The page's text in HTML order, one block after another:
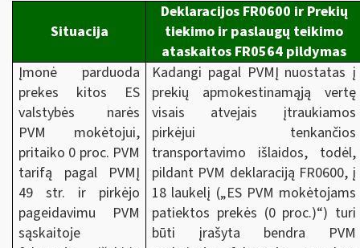
Situacija
Deklaracijos FR0600 ir Prekių
tiekimo ir paslaugų teikimo
ataskaitos FR0564 pildymas
Įmonė parduoda
prekes kitos ES
valstybės narės
PVM mokėtojui,
pritaiko 0 proc. PVM
tarifą pagal PVMĮ
49 str. ir pirkėjo
pageidavimu PVM
sąskaitoje
Kadangi pagal PVMĮ nuostatas į
prekių apmokestinamąją vertę
visais atvejais įtraukiamos
pirkėjui tenkančios
transportavimo išlaidos, todėl,
pildant PVM deklaraciją FR0600, į
18 laukelį („ES PVM mokėtojams
patiektos prekės (0 proc.)“) turi
būti įrašyta bendra PVM